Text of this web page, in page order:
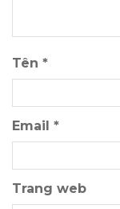
Tên *
Email *
Trang web